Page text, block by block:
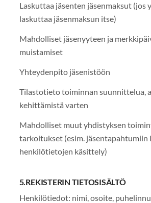
Laskuttaa jäsenten jäsenmaksut (jos
laskuttaa jäsenmaksun itse)
Mahdolliset jäsenyyteen ja
muistamiset
Yhteydenpito jäsenistöön
Tilastotieto toiminnan suunnittelua,
kehittämistä varten
Mahdolliset muut yhdistyksen
tarkoitukset (esim. jäsentapahtumiin
henkilötietojen käsittely)
5.REKISTERIN TIETOSISÄLTÖ
Henkilötiedot: nimi, osoite,